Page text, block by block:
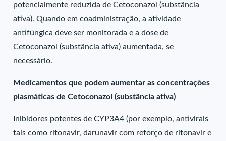
potencialmente reduzida de Cetoconazol (substância
ativa). Quando em coadministração, a atividade
antifúngica deve ser monitorada e a dose de
Cetoconazol (substância ativa) aumentada, se
necessário.
Medicamentos que podem aumentar as concentrações
plasmáticas de Cetoconazol (substância ativa)
Inibidores potentes de CYP3A4 (por exemplo, antivirais
tais como ritonavir, darunavir com reforço de ritonavir e